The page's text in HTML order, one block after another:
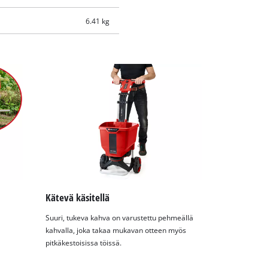
6.41 kg
Kätevä käsitellä
Suuri, tukeva kahva on varustettu pehmeällä
kahvalla, joka takaa mukavan otteen myös
pitkäkestoisissa töissä.